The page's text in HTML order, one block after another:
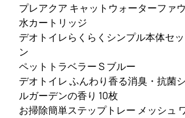
プレアクア キャットウォーターファ
水カートリッジ
デオトイレらくらくシンプル本体セ
ン
ペットトラベラー S ブルー
デオトイレ ふんわり香る消臭・抗菌
ルガーデンの香り 10枚
お掃除簡単ステップトレー メッシュ